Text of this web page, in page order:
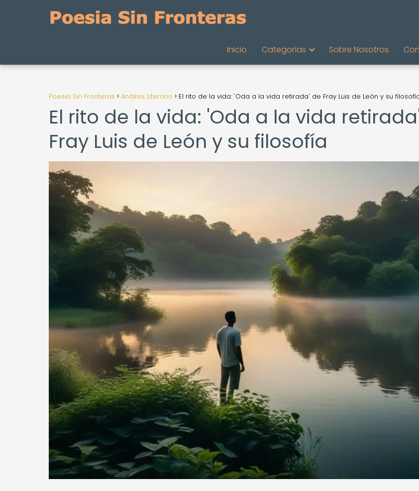
Inicio Categorías Sobre Nosotros
Poesia Sin Fronteras Análisis Literario El rito de la vida: 'Oda a la vida retirada' de Fray Luis de León y su
El rito de la vida: 'Oda a la vida
Fray Luis de León y su filosofía